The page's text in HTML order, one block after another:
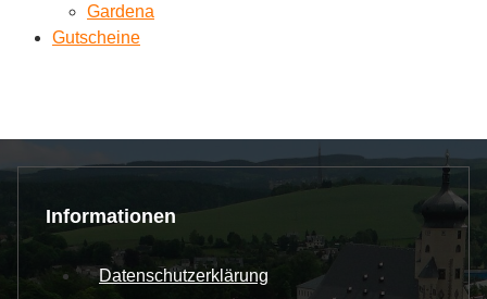
Gardena
Gutscheine
Informationen
Datenschutzerklärung